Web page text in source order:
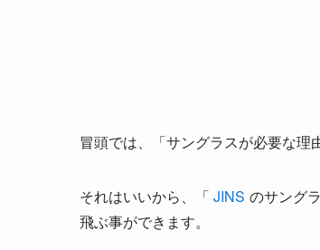
冒頭では、「サングラスが必要な理
それはいいから、「 JINS のサング
飛ぶ事ができます。